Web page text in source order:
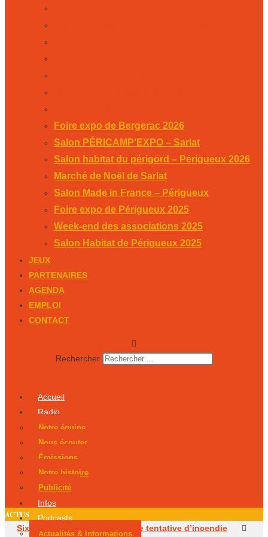
Foire expo de Bergerac 2026
Salon PÉRICAMP’EXPO – Sarlat
Salon habitat du périgord – Périgueux 2026
Marché de Noël de Sarlat
Salon Made in France – Périgueux
Foire expo de Périgueux 2025
Week-end des associations 2025
Salon Habitat de Périgueux 2025
JEUX
PARTENAIRES
AGENDA
EMPLOI
CONTACT
Rechercher
Accueil
Radio
Notre équipe
Nous écouter
Émissions
Notre histoire
Publicité
Infos
Podcasts
Actualités & Informations
ACTUS
Six mois avec sursis après une tentative d’incendie